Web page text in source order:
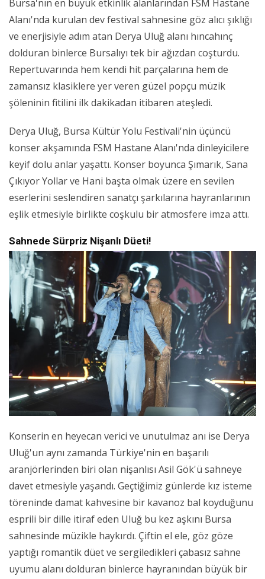
Bursa'nın en büyük etkinlik alanlarından FSM Hastane
Alanı'nda kurulan dev festival sahnesine göz alıcı şıklığı
ve enerjisiyle adım atan Derya Uluğ alanı hıncahınç
dolduran binlerce Bursalıyı tek bir ağızdan coşturdu.
Repertuvarında hem kendi hit parçalarına hem de
zamansız klasiklere yer veren güzel popçu müzik
şöleninin fitilini ilk dakikadan itibaren ateşledi.
Derya Uluğ, Bursa Kültür Yolu Festivali'nin üçüncü
konser akşamında FSM Hastane Alanı'nda dinleyicilere
keyif dolu anlar yaşattı. Konser boyunca Şımarık, Sana
Çıkıyor Yollar ve Hani başta olmak üzere en sevilen
eserlerini seslendiren sanatçı şarkılarına hayranlarının
eşlik etmesiyle birlikte coşkulu bir atmosfere imza attı.
Sahnede Sürpriz Nişanlı Düeti!
Konserin en heyecan verici ve unutulmaz anı ise Derya
Uluğ'un aynı zamanda Türkiye'nin en başarılı
aranjörlerinden biri olan nişanlısı Asil Gök'ü sahneye
davet etmesiyle yaşandı. Geçtiğimiz günlerde kız isteme
töreninde damat kahvesine bir kavanoz bal koyduğunu
esprili bir dille itiraf eden Uluğ bu kez aşkını Bursa
sahnesinde müzikle haykırdı. Çiftin el ele, göz göze
yaptığı romantik düet ve sergiledikleri çabasız sahne
uyumu alanı dolduran binlerce hayranından büyük bir